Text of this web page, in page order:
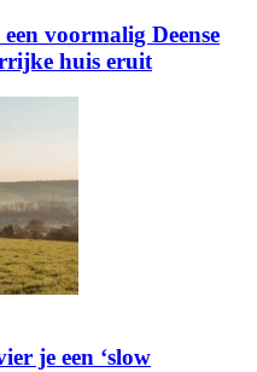
voormalig Deense
huis eruit
je een ‘slow